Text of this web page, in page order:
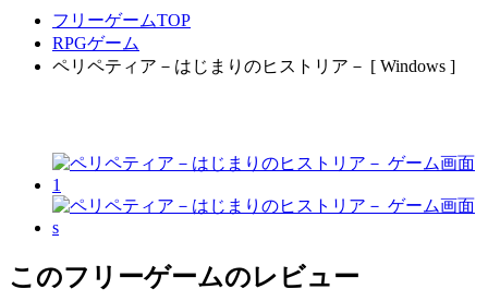
フリーゲームTOP
RPGゲーム
ペリペティア－はじまりのヒストリア－ [ Windows ]
このフリーゲームのレビュー